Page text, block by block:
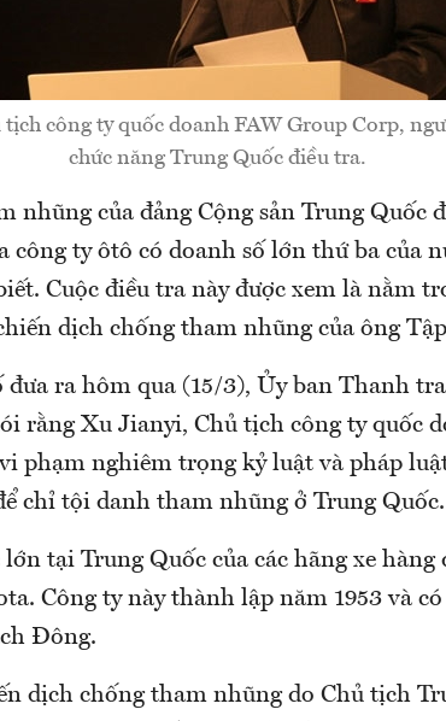
công ty quốc doanh FAW Group Corp,
chức năng Trung Quốc điều tra.
nhũng của đảng Cộng sản Trung Quốc
công ty ôtô có doanh số lớn thứ ba của
Cuộc điều tra này được xem là nằm
dịch chống tham nhũng của ông
đưa ra hôm qua (15/3), Ủy ban Thanh
rằng Xu Jianyi, Chủ tịch công ty quốc
phạm nghiêm trọng kỷ luật và pháp
chỉ tội danh tham nhũng ở Trung Quốc.
tại Trung Quốc của các hãng xe hàng
Công ty này thành lập năm 1953 và
Đông.
dịch chống tham nhũng do Chủ tịch